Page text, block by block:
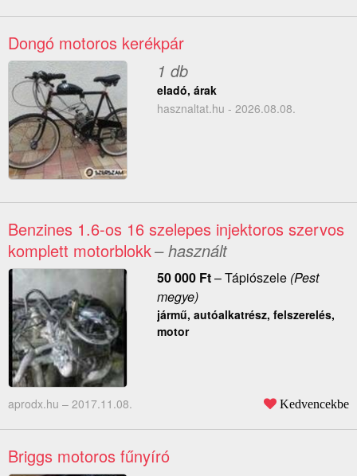
Dongó motoros kerékpár
1 db
eladó, árak
hasznaltat.hu - 2026.08.08.
Benzines 1.6-os 16 szelepes injektoros szervos
komplett motorblokk– használt
50 000 Ft–Tápiószele(Pest
megye)
jármű, autóalkatrész, felszerelés,
motor
aprodx.hu – 2017.11.08. Kedvencekbe
Briggs motoros fűnyíró